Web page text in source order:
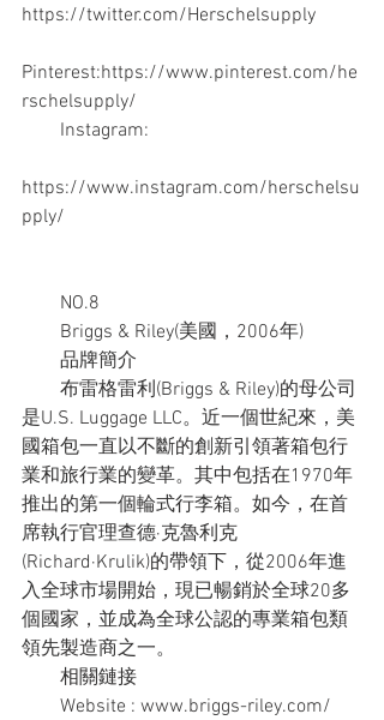
https://twitter.com/Herschelsupply
Pinterest:https://www.pinterest.com/he
rschelsupply/
Instagram:
https://www.instagram.com/herschelsu
pply/
NO.8
Briggs & Riley(美國，2006年)
品牌簡介
布雷格雷利(Briggs & Riley)的母公司
是U.S. Luggage LLC。近一個世紀來，美
國箱包一直以不斷的創新引領著箱包行
業和旅行業的變革。其中包括在1970年
推出的第一個輪式行李箱。如今，在首
席執行官理查德·克魯利克
(Richard·Krulik)的帶領下，從2006年進
入全球市場開始，現已暢銷於全球20多
個國家，並成為全球公認的專業箱包類
領先製造商之一。
相關鏈接
Website : www.briggs-riley.com/